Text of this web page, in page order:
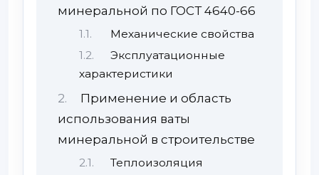
минеральной по ГОСТ 4640-66
Механические свойства
Эксплуатационные
характеристики
Применение и область
использования ваты
минеральной в строительстве
Теплоизоляция